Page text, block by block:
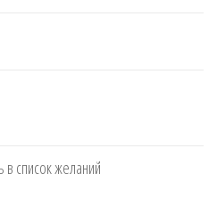
в список желаний